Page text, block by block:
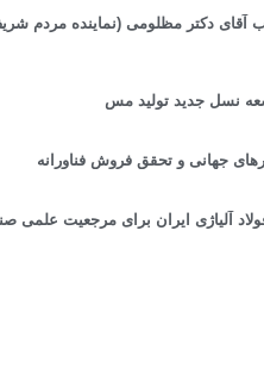
آقای دکتر مظلومی (نماینده مردم
نسل جدید تولید مس
جهانی و تحقق فروش فناورانه
آلیاژی ایران برای مرجعیت علمی